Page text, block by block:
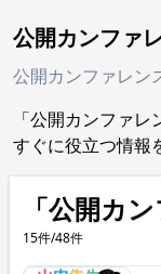
公開カンファ
公開カンファレン
「公開カンファ
すぐに役立つ情報
「公開カ
15件/48件